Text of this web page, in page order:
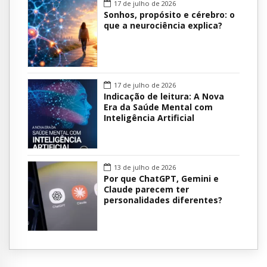
17 de julho de 2026
Sonhos, propósito e cérebro: o
que a neurociência explica?
17 de julho de 2026
Indicação de leitura: A Nova
Era da Saúde Mental com
Inteligência Artificial
13 de julho de 2026
Por que ChatGPT, Gemini e
Claude parecem ter
personalidades diferentes?